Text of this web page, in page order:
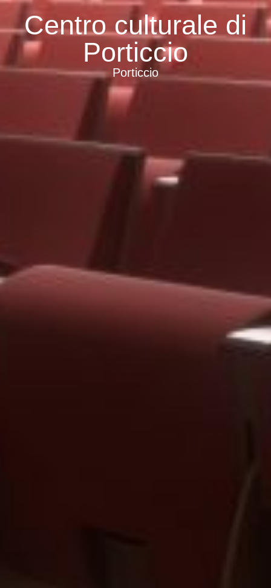
Centro culturale di
Porticcio
Porticcio